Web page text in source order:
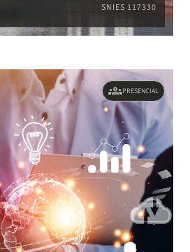
SNIES 117330
groupsPRESENCIAL